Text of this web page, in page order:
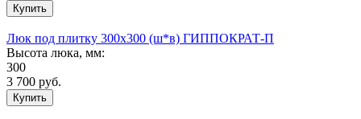
Люк под плитку 300х300 (ш*в) ГИППОКРАТ-П
Высота люка, мм:
300
3 700 руб.